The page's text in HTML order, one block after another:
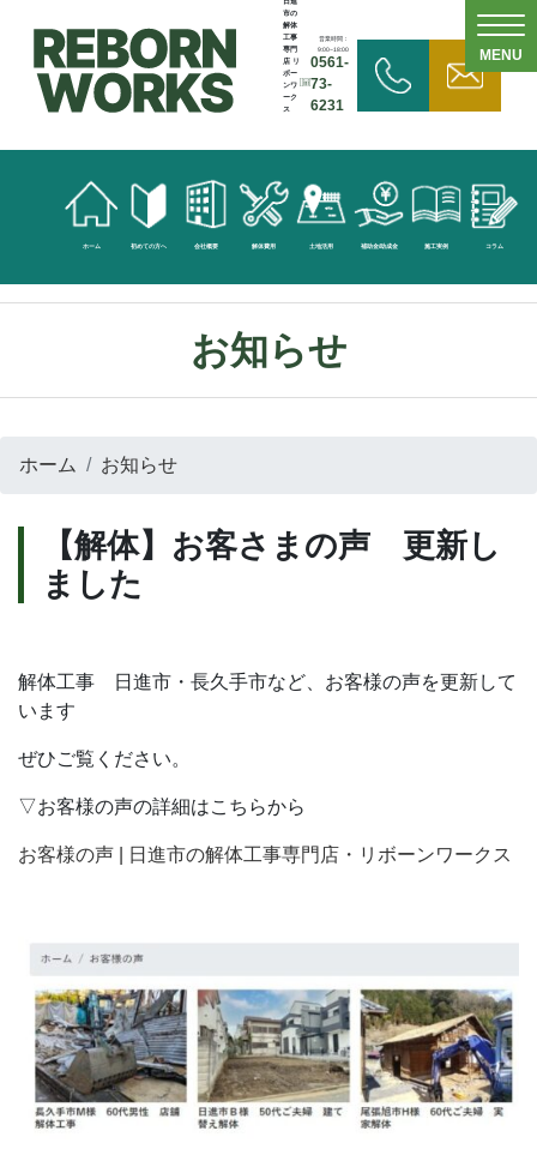
市の
解体
工事
専門
店 リ
ボー
ンワ
ーク
ス
営業時間：
9:00~18:00
0561-
73-
6231
ホーム 初めての方へ 会社概要 解体費用 土地活用 補助金/助成金 施工実例 コラム
MENU
お知らせ
ホーム お知らせ
【解体】お客さまの声 更新し
ました
解体工事 日進市・長久手市など、お客様の声を更新して
います
ぜひご覧ください。
▽お客様の声の詳細はこちらから
お客様の声 | 日進市の解体工事専門店・リボーンワークス
無
料
見
積
頼
い
合
無料見積依頼